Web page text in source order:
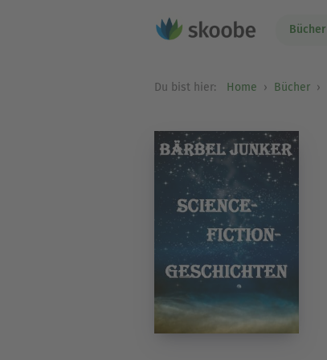
Bücher
Du bist hier: Home Bücher